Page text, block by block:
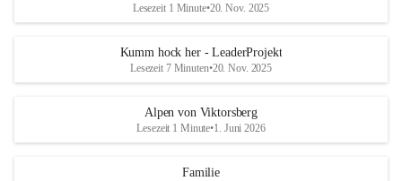
Lesezeit 1 Minute•20. Nov. 2025
Kumm hock her - LeaderProjekt
Lesezeit 7 Minuten•20. Nov. 2025
Alpen von Viktorsberg
Lesezeit 1 Minute•1. Juni 2026
Familie